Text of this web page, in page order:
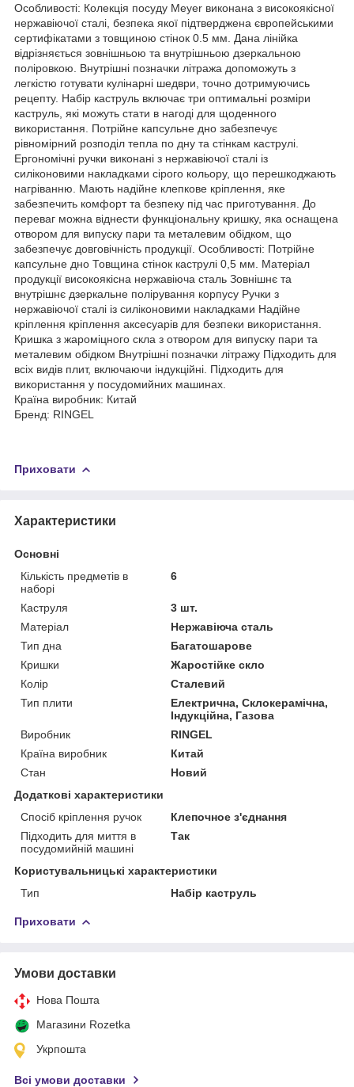
Особливості: Колекція посуду Meyer виконана з високоякісної
нержавіючої сталі, безпека якої підтверджена європейськими
сертифікатами з товщиною стінок 0.5 мм. Дана лінійка
відрізняється зовнішньою та внутрішньою дзеркальною
поліровкою. Внутрішні позначки літража допоможуть з
легкістю готувати кулінарні шедври, точно дотримуючись
рецепту. Набір каструль включає три оптимальні розміри
каструль, які можуть стати в нагоді для щоденного
використання. Потрійне капсульне дно забезпечує
рівномірний розподіл тепла по дну та стінкам каструлі.
Ергономічні ручки виконані з нержавіючої сталі із
силіконовими накладками сірого кольору, що перешкоджають
нагріванню. Мають надійне клепкове кріплення, яке
забезпечить комфорт та безпеку під час приготування. До
переваг можна віднести функціональну кришку, яка оснащена
отвором для випуску пари та металевим обідком, що
забезпечує довговічність продукції. Особливості: Потрійне
капсульне дно Товщина стінок каструлі 0,5 мм. Матеріал
продукції високоякісна нержавіюча сталь Зовнішнє та
внутрішнє дзеркальне полірування корпусу Ручки з
нержавіючої сталі із силіконовими накладками Надійне
кріплення кріплення аксесуарів для безпеки використання.
Кришка з жароміцного скла з отвором для випуску пари та
металевим обідком Внутрішні позначки літражу Підходить для
всіх видів плит, включаючи індукційні. Підходить для
використання у посудомийних машинах.
Країна виробник: Китай
Бренд: RINGEL
Приховати
Характеристики
Основні
Кількість предметів в
наборі
6
Каструля
3 шт.
Матеріал
Нержавіюча сталь
Тип дна
Багатошарове
Кришки
Жаростійке скло
Колір
Сталевий
Тип плити
Електрична, Склокерамічна,
Індукційна, Газова
Виробник
RINGEL
Країна виробник
Китай
Стан
Новий
Додаткові характеристики
Спосіб кріплення ручок
Клепочное з'єднання
Підходить для миття в
посудомийній машині
Так
Користувальницькі характеристики
Тип
Набір каструль
Приховати
Умови доставки
Нова Пошта
Магазини Rozetka
Укрпошта
Всі умови доставки